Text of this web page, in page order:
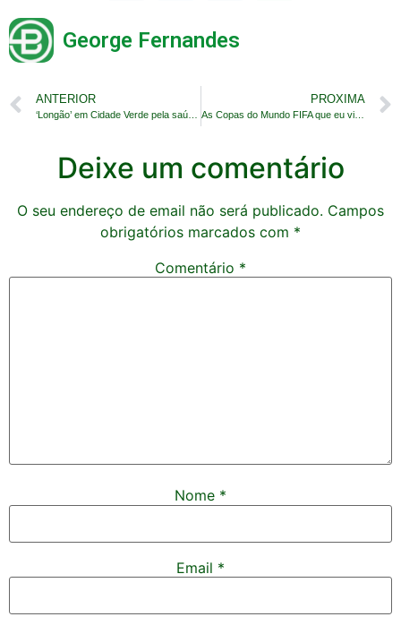
George Fernandes
ANTERIOR PROXIMA
As Copas do Mundo FIFA que eu vi: de 1982 a 2018
Deixe um comentário
O seu endereço de email não será publicado. Campos
obrigatórios marcados com *
Comentário *
Nome *
Email *